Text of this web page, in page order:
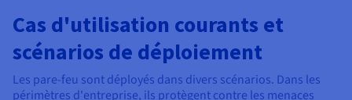
Cas d'utilisation courants et
scénarios de déploiement
Les pare-feu sont déployés dans divers scénarios. Dans les
périmètres d'entreprise, ils protègent contre les menaces